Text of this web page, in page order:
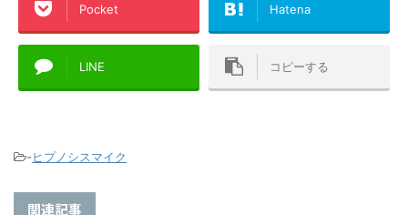
Pocket Hatena
LINE コピーする
-ヒプノシスマイク
関連記事